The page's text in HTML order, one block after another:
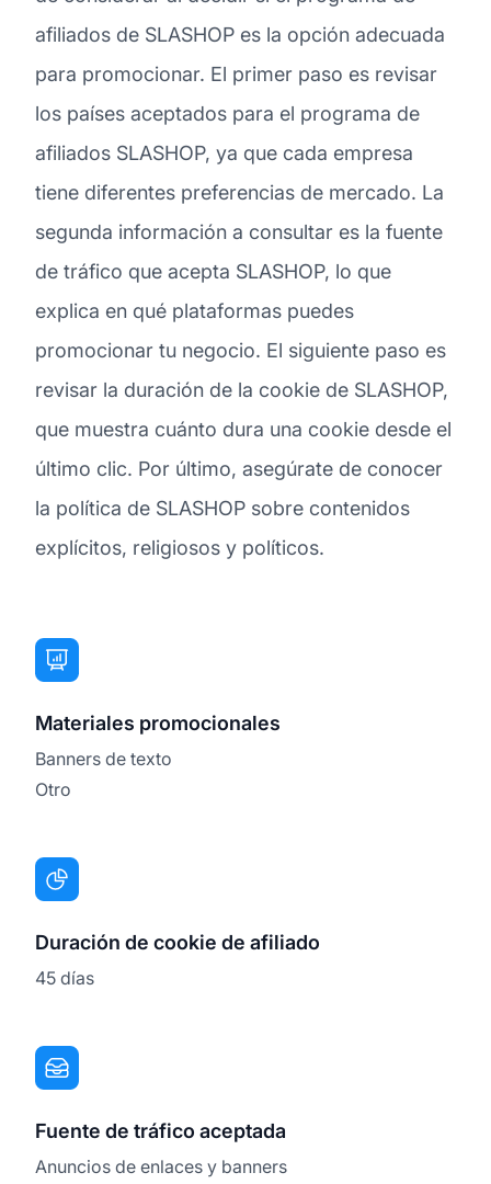
afiliados de SLASHOP es la opción adecuada
para promocionar. El primer paso es revisar
los países aceptados para el programa de
afiliados SLASHOP, ya que cada empresa
tiene diferentes preferencias de mercado. La
segunda información a consultar es la fuente
de tráfico que acepta SLASHOP, lo que
explica en qué plataformas puedes
promocionar tu negocio. El siguiente paso es
revisar la duración de la cookie de SLASHOP,
que muestra cuánto dura una cookie desde el
último clic. Por último, asegúrate de conocer
la política de SLASHOP sobre contenidos
explícitos, religiosos y políticos.
Materiales promocionales
Banners de texto
Otro
Duración de cookie de afiliado
45 días
Fuente de tráfico aceptada
Anuncios de enlaces y banners